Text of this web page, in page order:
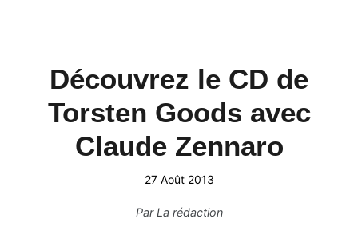
Découvrez le CD de
Torsten Goods avec
Claude Zennaro
27 Août 2013
ParLa rédaction